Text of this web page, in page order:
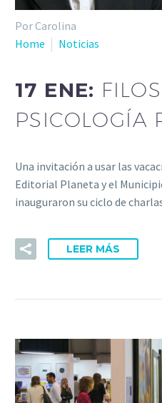
Por Carolina
Home
Noticias
17 ENE:
PSICOLOGÍA
Una invitación a usar las
Editorial Planeta y el
inauguraron su ciclo de
LEER MÁS